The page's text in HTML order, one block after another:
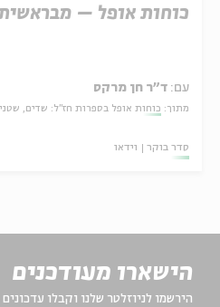
כוחות אופל –
עם: ד"ר חן מרקס
מתוך: כוחות אופל בספרות חז"ל: שדים,
סדר בוקר וידאו
הישארו מעודכנים
הירשמו לניוזלטר שלנו וקבלו